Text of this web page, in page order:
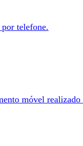
telefone.
móvel realizado